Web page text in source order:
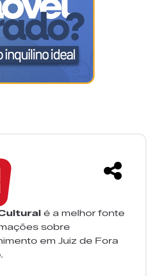
é a melhor fonte
sobre
em Juiz de Fora